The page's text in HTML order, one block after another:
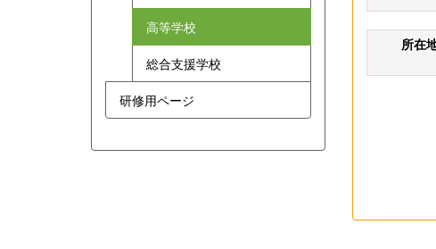
所在
高等学校
総合支援学校
研修用ページ